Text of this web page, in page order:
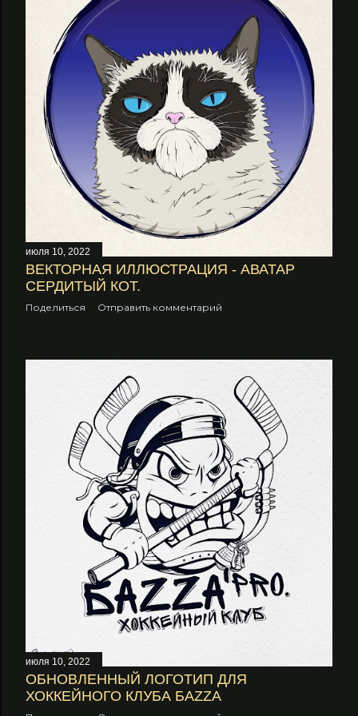
июля 10, 2022
ВЕКТОРНАЯ ИЛЛЮСТРАЦИЯ - АВАТАР
СЕРДИТЫЙ КОТ.
Поделиться Отправить комментарий
июля 10, 2022
ОБНОВЛЕННЫЙ ЛОГОТИП ДЛЯ
ХОККЕЙНОГО КЛУБА БАZZA